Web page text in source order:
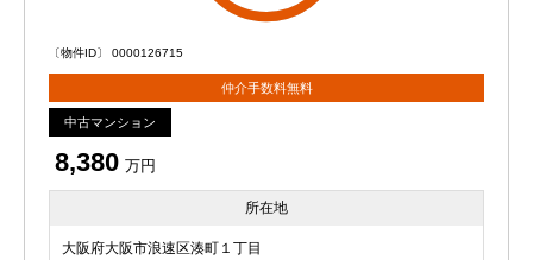
〔物件ID〕 0000126715
仲介手数料無料
中古マンション
8,380 万円
所在地
大阪府大阪市浪速区湊町１丁目